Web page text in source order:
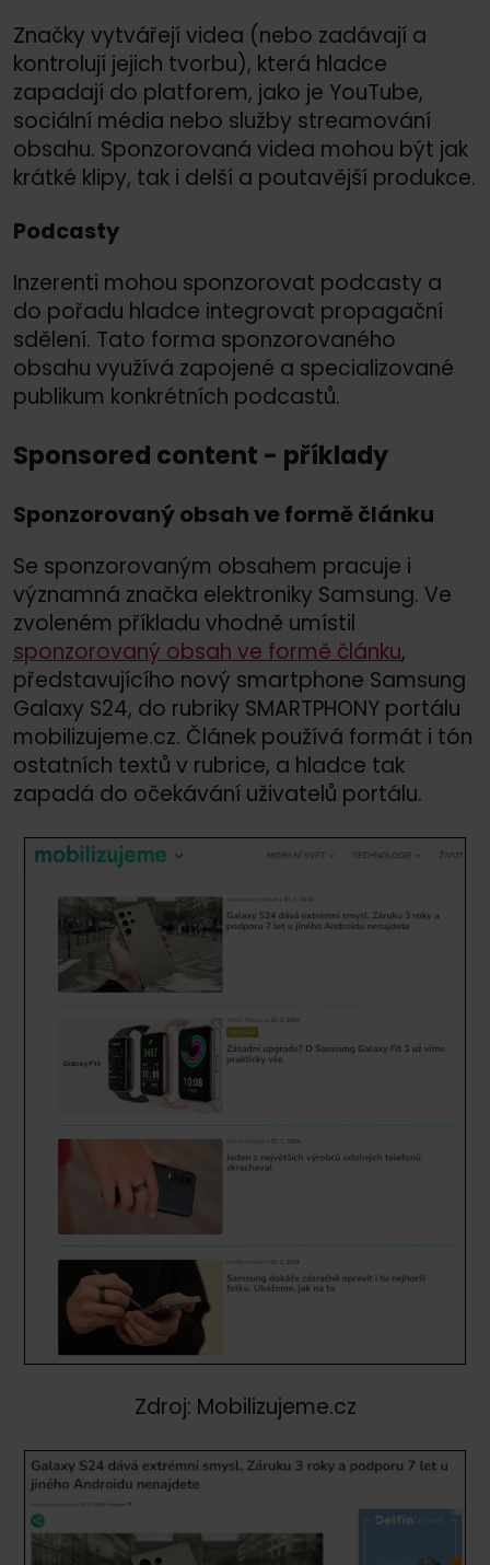
Značky vytvářejí videa (nebo zadávají a
kontrolují jejich tvorbu), která hladce
zapadají do platforem, jako je YouTube,
sociální média nebo služby streamování
obsahu. Sponzorovaná videa mohou být jak
krátké klipy, tak i delší a poutavější produkce.
Podcasty
Inzerenti mohou sponzorovat podcasty a
do pořadu hladce integrovat propagační
sdělení. Tato forma sponzorovaného
obsahu využívá zapojené a specializované
publikum konkrétních podcastů.
Sponsored content - příklady
Sponzorovaný obsah ve formě článku
Se sponzorovaným obsahem pracuje i
významná značka elektroniky Samsung. Ve
zvoleném příkladu vhodně umístil
sponzorovaný obsah ve formě článku,
představujícího nový smartphone Samsung
Galaxy S24, do rubriky SMARTPHONY portálu
mobilizujeme.cz. Článek používá formát i tón
ostatních textů v rubrice, a hladce tak
zapadá do očekávání uživatelů portálu.
Zdroj: Mobilizujeme.cz